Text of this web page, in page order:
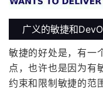
广义的敏捷和
敏捷的好处是，有一
点，也许也是因为有
约束和限制敏捷的范